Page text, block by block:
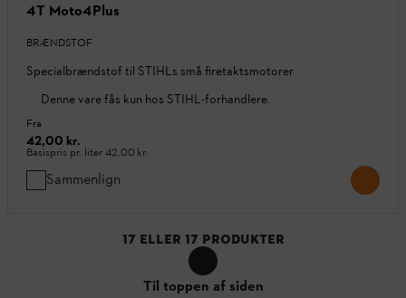
4T Moto4Plus
BRÆNDSTOF
Specialbrændstof til STIHLs små firetaktsmotorer
Denne vare fås kun hos STIHL-forhandlere.
Fra
42,00 kr.
Basispris pr. liter42,00 kr.
Sammenlign
17 ELLER 17 PRODUKTER
Til toppen af siden